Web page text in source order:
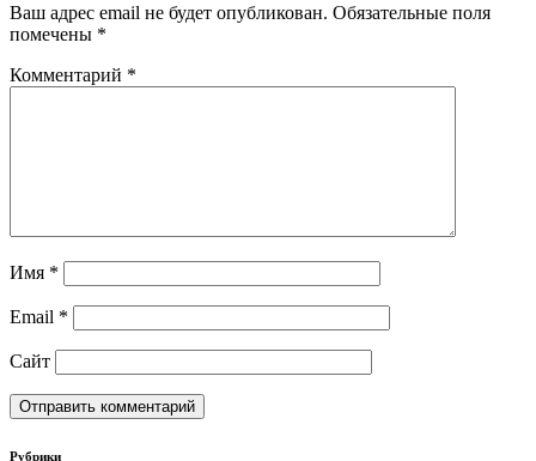
Ваш адрес email не будет опубликован. Обязательные поля
помечены *
Комментарий *
Имя *
Email *
Сайт
Рубрики